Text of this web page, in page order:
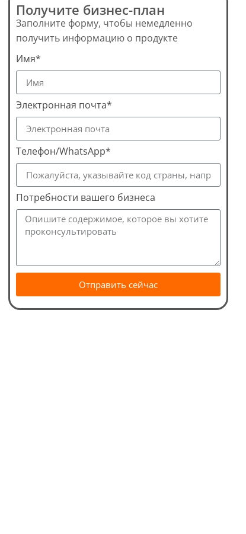
Получите бизнес-план
Заполните форму, чтобы немедленно
получить информацию о продукте
Имя*
Электронная почта*
Телефон/WhatsApp*
Потребности вашего бизнеса
Отправить сейчас